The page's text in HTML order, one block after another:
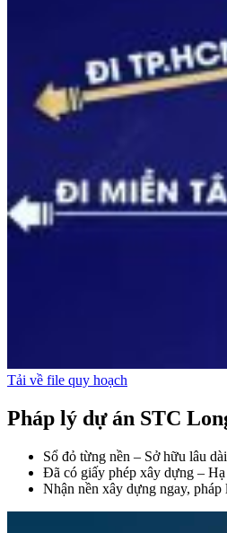
Tải về file quy hoạch
Pháp lý dự án STC
Sổ đỏ từng nền – Sở hữu lâu dài
Đã có giấy phép xây dựng –
Nhận nền xây dựng ngay,